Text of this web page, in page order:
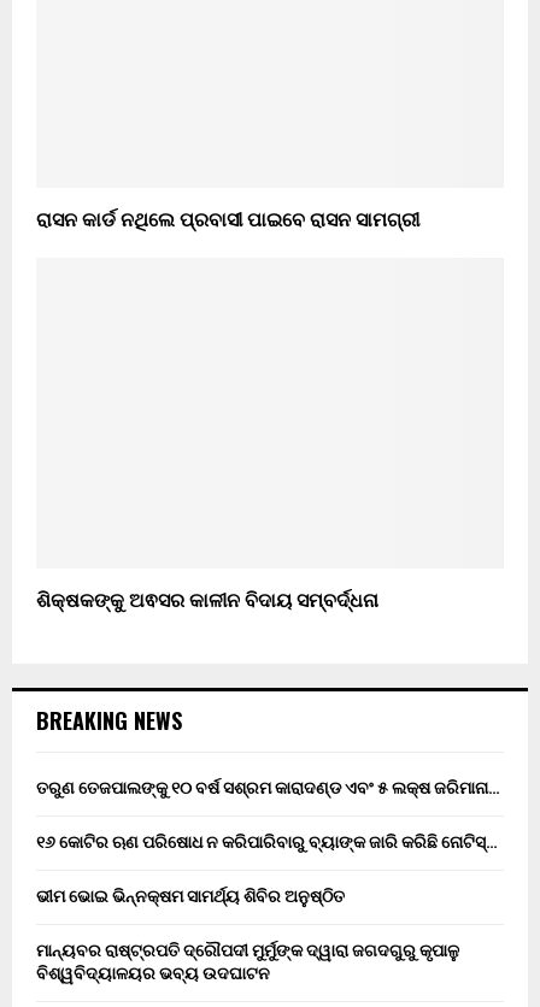
ରାସନ କାର୍ଡ ନଥିଲେ ପ୍ରବାସୀ ପାଇବେ ରାସନ ସାମଗ୍ରୀ
ଶିକ୍ଷକଙ୍କୁ ଅଵସର କାଳୀନ ବିଦାୟ ସମ୍ବର୍ଦ୍ଧନା
BREAKING NEWS
ତରୁଣ ତେଜପାଲଙ୍କୁ ୧୦ ବର୍ଷ ସଶ୍ରମ କାରାଦଣ୍ଡ ଏବଂ ₹୫ ଲକ୍ଷ ଜରିମାନା…
୧୬ କୋଟିର ଋଣ ପରିଷୋଧ ନ କରିପାରିବାରୁ ବ୍ୟାଙ୍କ ଜାରି କରିଛି ନୋଟିସ୍…
ଭୀମ ଭୋଇ ଭିନ୍ନକ୍ଷମ ସାମର୍ଥ୍ୟ ଶିବିର ଅନୁଷ୍ଠିତ
ମାନ୍ୟବର ରାଷ୍ଟ୍ରପତି ଦ୍ରୌପଦୀ ମୁର୍ମୁଙ୍କ ଦ୍ୱାରା ଜଗଦଗୁରୁ କୃପାଳୁ
ବିଶ୍ୱବିଦ୍ୟାଳୟର ଭବ୍ୟ ଉଦଘାଟନ